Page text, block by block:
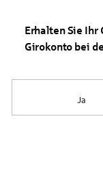
Erhalten Sie Ihr
Girokonto bei
Ja